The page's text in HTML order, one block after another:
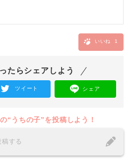
いいね 1
たらシェアしよう
ツイート シェア
“うちの子”を投稿しよう！
する